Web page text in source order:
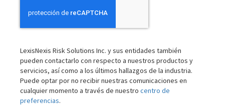
LexisNexis Risk Solutions Inc. y sus entidades también
pueden contactarlo con respecto a nuestros productos y
servicios, así como a los últimos hallazgos de la industria.
Puede optar por no recibir nuestras comunicaciones en
cualquier momento a través de nuestro centro de
preferencias.